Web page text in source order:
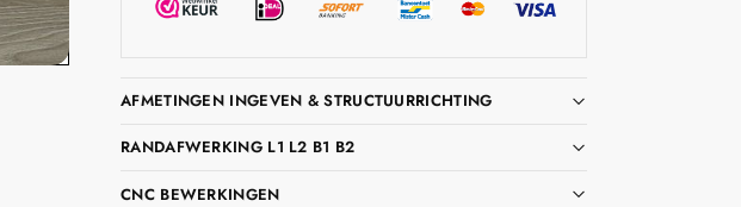
AFMETINGEN INGEVEN & STRUCTUURRICHTING
RANDAFWERKING L1 L2 B1 B2
CNC BEWERKINGEN